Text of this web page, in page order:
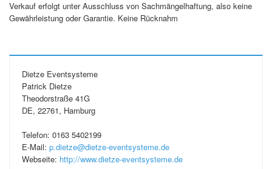
Verkauf erfolgt unter Ausschluss von Sachmängelhaftung, also keine
Gewährleistung oder Garantie. Keine Rücknahm
Dietze Eventsysteme
Patrick Dietze
Theodorstraße 41G
DE, 22761, Hamburg
Telefon: 0163 5402199
E-Mail: p.dietze@dietze-eventsysteme.de
Webseite: http://www.dietze-eventsysteme.de